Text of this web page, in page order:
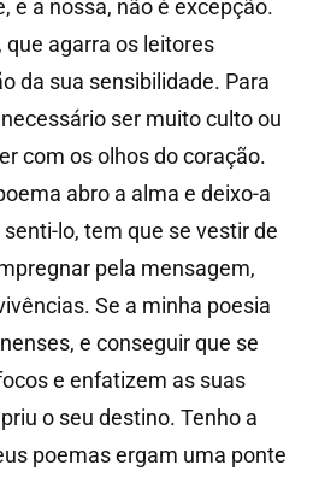
e a nossa, não é excepção.
agarra os leitores
da sua sensibilidade. Para
ser muito culto ou
com os olhos do coração.
abro a alma e deixo-a
lo, tem que se vestir de
pela mensagem,
Se a minha poesia
e conseguir que se
e enfatizem as suas
o seu destino. Tenho a
poemas ergam uma ponte